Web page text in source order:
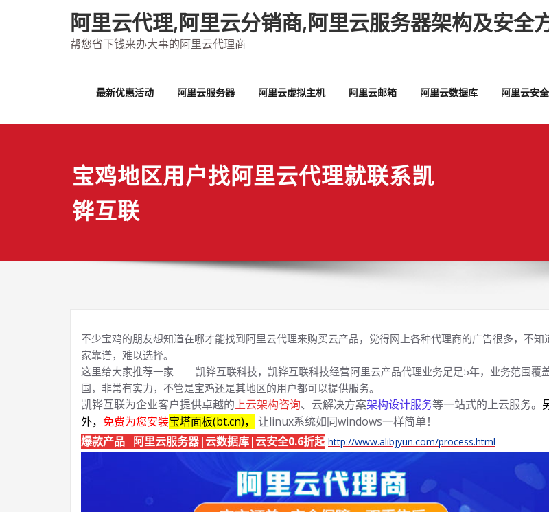
阿里云代理,阿里云分销商,阿里云服务器架构及安全
帮您省下钱来办大事的阿里云代理商
最新优惠活动 阿里云服务器 阿里云虚拟主机 阿里云邮箱 阿里云数据库 阿里云安
宝鸡地区用户找阿里云代理就联系凯
铧互联
不少宝鸡的朋友想知道在哪才能找到阿里云代理来购买云产品，觉得网上各种代理商的广告很多，不知
家靠谱，难以选择。
这里给大家推荐一家——凯铧互联科技，凯铧互联科技经营阿里云产品代理业务足足5年，业务范围覆
国，非常有实力，不管是宝鸡还是其地区的用户都可以提供服务。
凯铧互联为企业客户提供卓越的上云架构咨询、云解决方案架构设计服务等一站式的上云服务。
外， 免费为您安装宝塔面板(bt.cn)，
让linux系统如同windows一样简单！
爆款产品 阿里云服务器|云数据库|云安全0.6折起 http://www.alibjyun.com/process.html